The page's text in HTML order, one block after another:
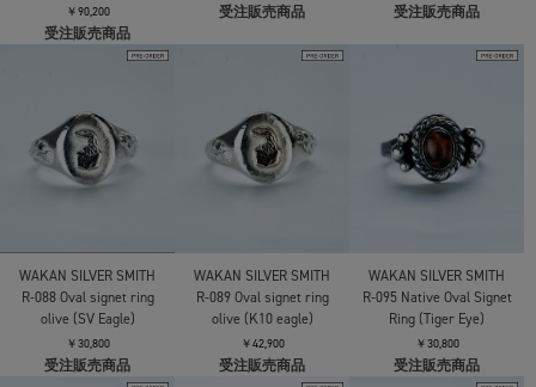
￥90,200
受注販売商品
受注販売商品 受注販売商品
WAKAN SILVER SMITH
R-088 Oval signet ring
olive (SV Eagle)
￥30,800
受注販売商品
WAKAN SILVER SMITH
R-089 Oval signet ring
olive (K10 eagle)
￥42,900
受注販売商品
WAKAN SILVER SMITH
R-095 Native Oval Signet
Ring (Tiger Eye)
￥30,800
受注販売商品